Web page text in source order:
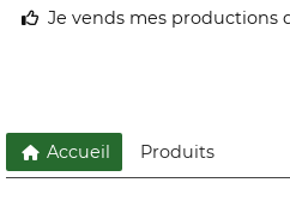
Je vends mes productions
Accueil Produits